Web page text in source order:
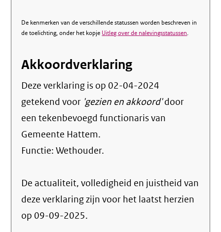
De kenmerken van de verschillende statussen worden beschreven in
de toelichting, onder het kopje Uitleg over de nalevingsstatussen.
Akkoordverklaring
Deze verklaring is op 02-04-2024
getekend voor 'gezien en akkoord'door
een tekenbevoegd functionaris van
Gemeente Hattem.
Functie:Wethouder.
De actualiteit, volledigheid en juistheid van
deze verklaring zijn voor het laatst herzien
op 09-09-2025.